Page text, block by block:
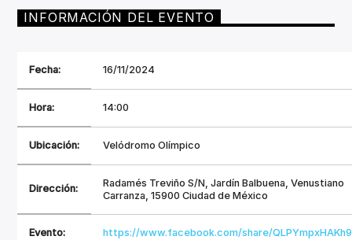
ARTISTA
Invencible Radio
INFORMACIÓN DEL EVENTO
Fecha: 16/11/2024
Hora: 14:00
Ubicación: Velódromo Olímpico
Dirección:
Radamés Treviño S/N, Jardín Balbuena, Venustiano
Carranza, 15900 Ciudad de México
Evento: https://www.facebook.com/share/